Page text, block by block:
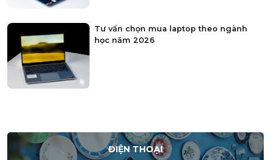
Tư vấn chọn mua laptop theo ngành
học năm 2026
ĐIỆN THOẠI